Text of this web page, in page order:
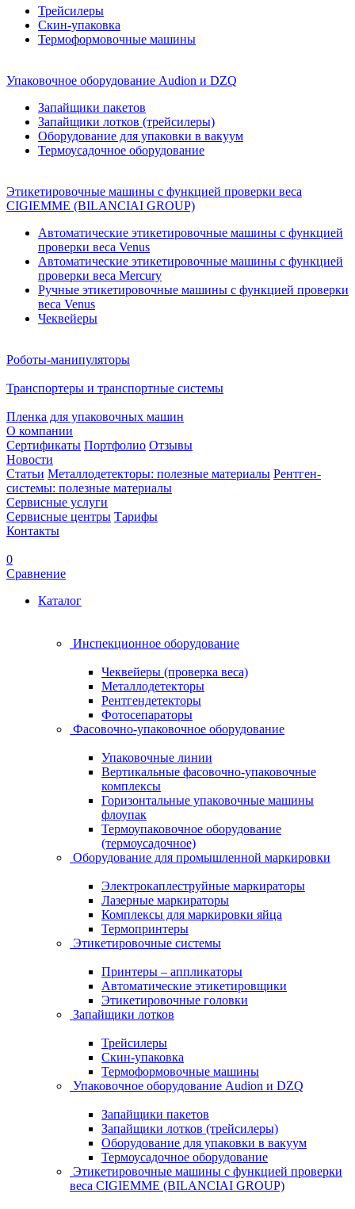
Трейсилеры
Скин-упаковка
Термоформовочные машины
Упаковочное оборудование Audion и DZQ
Запайщики пакетов
Запайщики лотков (трейсилеры)
Оборудование для упаковки в вакуум
Термоусадочное оборудование
Этикетировочные машины с функцией проверки веса
CIGIEMME (BILANCIAI GROUP)
Автоматические этикетировочные машины с функцией
проверки веса Venus
Автоматические этикетировочные машины с функцией
проверки веса Mercury
Ручные этикетировочные машины с функцией проверки
веса Venus
Чеквейеры
Роботы-манипуляторы
Транспортеры и транспортные системы
Пленка для упаковочных машин
О компании
Сертификаты Портфолио Отзывы
Новости
Статьи Металлодетекторы: полезные материалы Рентген-
системы: полезные материалы
Сервисные услуги
Сервисные центры Тарифы
Контакты
0
Сравнение
Каталог
Инспекционное оборудование
Чеквейеры (проверка веса)
Металлодетекторы
Рентгендетекторы
Фотосепараторы
Фасовочно-упаковочное оборудование
Упаковочные линии
Вертикальные фасовочно-упаковочные
комплексы
Горизонтальные упаковочные машины
флоупак
Термоупаковочное оборудование
(термоусадочное)
Оборудование для промышленной маркировки
Электрокаплеструйные маркираторы
Лазерные маркираторы
Комплексы для маркировки яйца
Термопринтеры
Этикетировочные системы
Принтеры – аппликаторы
Автоматические этикетировщики
Этикетировочные головки
Запайщики лотков
Трейсилеры
Скин-упаковка
Термоформовочные машины
Упаковочное оборудование Audion и DZQ
Запайщики пакетов
Запайщики лотков (трейсилеры)
Оборудование для упаковки в вакуум
Термоусадочное оборудование
Этикетировочные машины с функцией проверки
веса CIGIEMME (BILANCIAI GROUP)